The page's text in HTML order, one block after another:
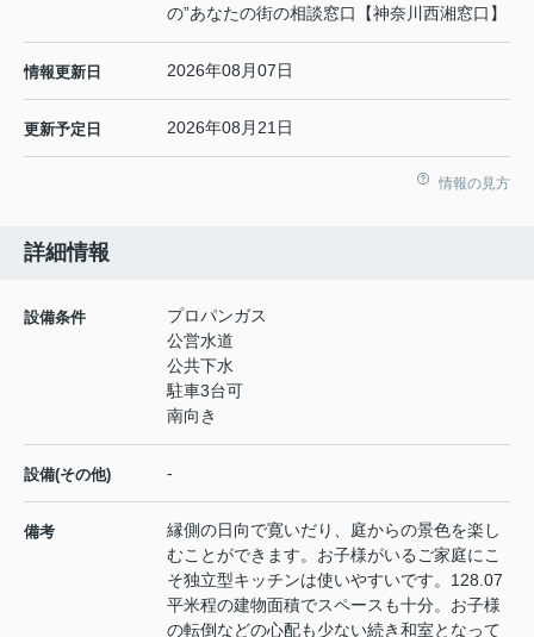
の”あなたの街の相談窓口【神奈川西湘窓口】
情報更新日 2026年08月07日
更新予定日 2026年08月21日
情報の見方
詳細情報
設備条件
プロパンガス
公営水道
公共下水
駐車3台可
南向き
設備(その他) -
備考
縁側の日向で寛いだり、庭からの景色を楽し
むことができます。お子様がいるご家庭にこ
そ独立型キッチンは使いやすいです。128.07
平米程の建物面積でスペースも十分。お子様
の転倒などの心配も少ない続き和室となって